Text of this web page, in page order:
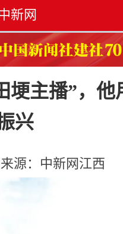
新网
埂主播”，他
兴
来源： 中新网江西